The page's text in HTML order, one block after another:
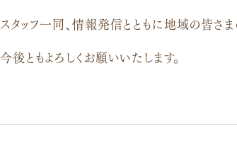
スタッフ一同、情報発信とともに地域の皆さ
今後ともよろしくお願いいたします。